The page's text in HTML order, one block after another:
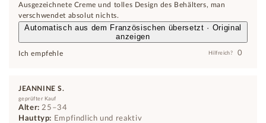
Ausgezeichnete Creme und tolles Design des Behälters, man
verschwendet absolut nichts.
Automatisch aus dem Französischen übersetzt · Original
anzeigen
Ich empfehle Hilfreich? 0
JEANNINE S.
geprüfter Kauf
Alter: 25–34
Hauttyp: Empfindlich und reaktiv